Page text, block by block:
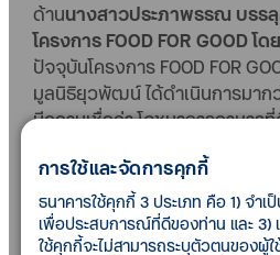
ด้านนางสาวประภาพรรณ บรร
โครงการ FOOD FOR GOOD
ปัจจุบันโครงการ FOOD FOR
มูลนิธิยุวพัฒน์ ได้ดำเนินการมาก
มีความเชื่อว่า โภชนาการอาหา
เนื่องจากเด็กไทยมีภาวะเตี้ยแคร
นอกจากนี้ ภาวะโภชนาการไม่ได้
ร่างกายที่อ้วนหรือผอมเท่านั้น
การใช้และจัดการคุกกี้
ธนาคารใช้คุกกี้ 3 ประเภท คือ 1) จำเ
เพื่อประสบการณ์ที่ดีของท่าน และ 3)
ใช้คุกกี้จะไม่สามารถระบุตัวตนของผู้